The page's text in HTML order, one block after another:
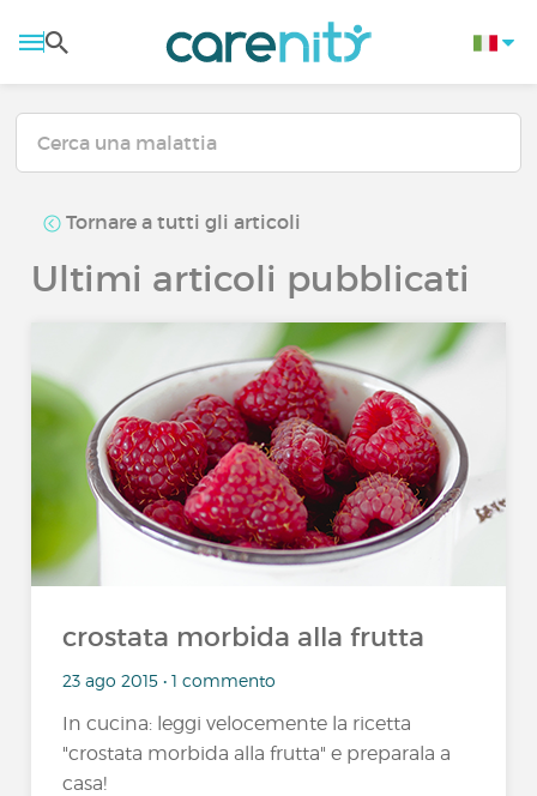
Tornare a tutti gli articoli
Ultimi articoli pubblicati
crostata morbida alla frutta
23 ago 2015 • 1 commento
In cucina: leggi velocemente la ricetta
"crostata morbida alla frutta" e preparala a
casa!